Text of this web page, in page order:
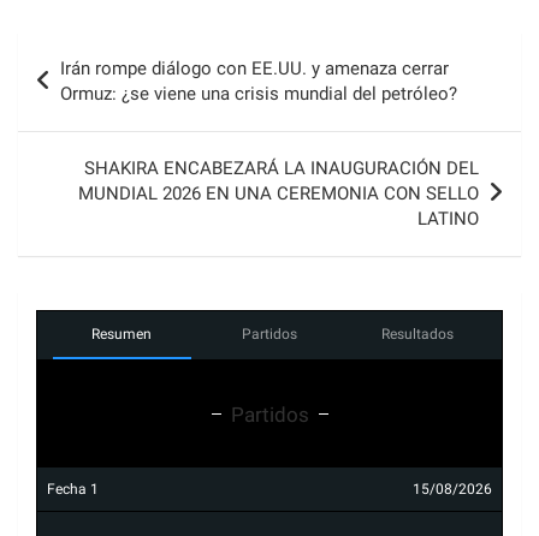
de
entradas
Irán rompe diálogo con EE.UU. y amenaza cerrar
Ormuz: ¿se viene una crisis mundial del petróleo?
SHAKIRA ENCABEZARÁ LA INAUGURACIÓN DEL
MUNDIAL 2026 EN UNA CEREMONIA CON SELLO
LATINO
Resumen Partidos Resultados
Partidos
Fecha 1 15/08/2026